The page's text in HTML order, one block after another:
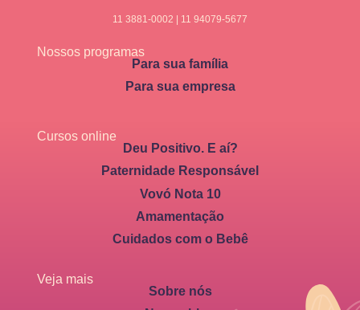
11 3881-0002 | 11 94079-5677
Nossos programas
Para sua família
Para sua empresa
Cursos online
Deu Positivo. E aí?
Paternidade Responsável
Vovó Nota 10
Amamentação
Cuidados com o Bebê
Veja mais
Sobre nós